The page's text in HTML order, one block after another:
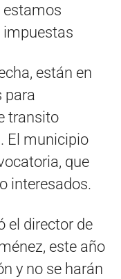
estamos
impuestas
están en
para
transito
El municipio
que
interesados.
el director de
este año
y no se harán